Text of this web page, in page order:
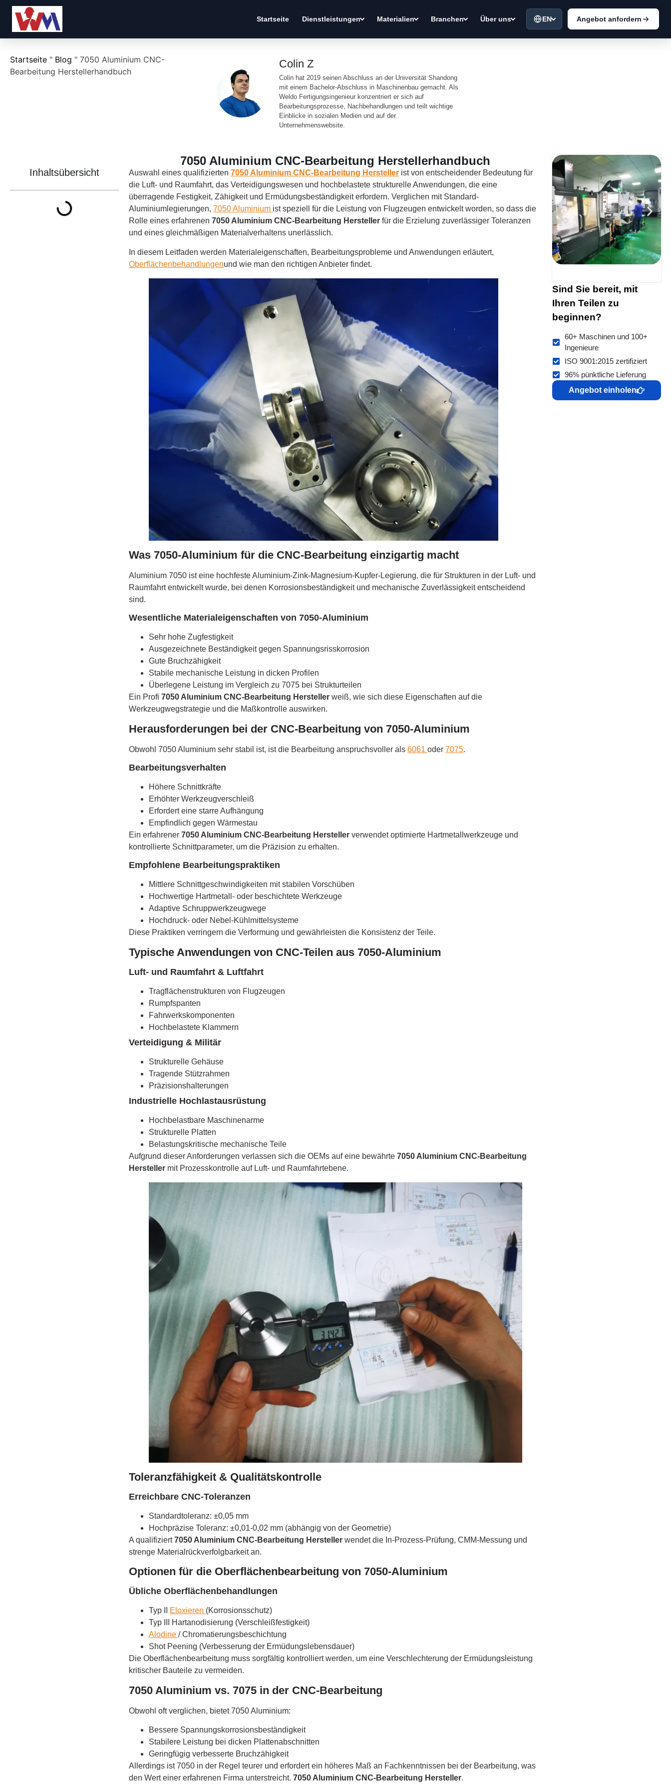
Startseite Dienstleistungen Materialien Branchen Über uns EN Angebot anfordern
Startseite " Blog " 7050 Aluminium CNC-
Bearbeitung Herstellerhandbuch
Colin Z
Colin hat 2019 seinen Abschluss an der Universität Shandong
mit einem Bachelor-Abschluss in Maschinenbau gemacht. Als
Weldo Fertigungsingenieur konzentriert er sich auf
Bearbeitungsprozesse, Nachbehandlungen und teilt wichtige
Einblicke in sozialen Medien und auf der
Unternehmenswebsite.
Inhaltsübersicht
7050 Aluminium CNC-Bearbeitung Herstellerhandbuch
Auswahl eines qualifizierten7050 Aluminium CNC-Bearbeitung Hersteller ist von entscheidender Bedeutung für
die Luft- und Raumfahrt, das Verteidigungswesen und hochbelastete strukturelle Anwendungen, die eine
überragende Festigkeit, Zähigkeit und Ermüdungsbeständigkeit erfordern. Verglichen mit Standard-
Aluminiumlegierungen,7050 Aluminium ist speziell für die Leistung von Flugzeugen entwickelt worden, so dass die
Rolle eines erfahrenen7050 Aluminium CNC-Bearbeitung Hersteller für die Erzielung zuverlässiger Toleranzen
und eines gleichmäßigen Materialverhaltens unerlässlich.
In diesem Leitfaden werden Materialeigenschaften, Bearbeitungsprobleme und Anwendungen erläutert,
Oberflächenbehandlungenund wie man den richtigen Anbieter findet.
Was 7050-Aluminium für die CNC-Bearbeitung einzigartig macht
Aluminium 7050 ist eine hochfeste Aluminium-Zink-Magnesium-Kupfer-Legierung, die für Strukturen in der Luft- und
Raumfahrt entwickelt wurde, bei denen Korrosionsbeständigkeit und mechanische Zuverlässigkeit entscheidend
sind.
Wesentliche Materialeigenschaften von 7050-Aluminium
Sehr hohe Zugfestigkeit
Ausgezeichnete Beständigkeit gegen Spannungsrisskorrosion
Gute Bruchzähigkeit
Stabile mechanische Leistung in dicken Profilen
Überlegene Leistung im Vergleich zu 7075 bei Strukturteilen
Ein Profi7050 Aluminium CNC-Bearbeitung Hersteller weiß, wie sich diese Eigenschaften auf die
Werkzeugwegstrategie und die Maßkontrolle auswirken.
Herausforderungen bei der CNC-Bearbeitung von 7050-Aluminium
Obwohl 7050 Aluminium sehr stabil ist, ist die Bearbeitung anspruchsvoller als6061oder7075.
Bearbeitungsverhalten
Höhere Schnittkräfte
Erhöhter Werkzeugverschleiß
Erfordert eine starre Aufhängung
Empfindlich gegen Wärmestau
Ein erfahrener7050 Aluminium CNC-Bearbeitung Hersteller verwendet optimierte Hartmetallwerkzeuge und
kontrollierte Schnittparameter, um die Präzision zu erhalten.
Empfohlene Bearbeitungspraktiken
Mittlere Schnittgeschwindigkeiten mit stabilen Vorschüben
Hochwertige Hartmetall- oder beschichtete Werkzeuge
Adaptive Schruppwerkzeugwege
Hochdruck- oder Nebel-Kühlmittelsysteme
Diese Praktiken verringern die Verformung und gewährleisten die Konsistenz der Teile.
Typische Anwendungen von CNC-Teilen aus 7050-Aluminium
Luft- und Raumfahrt & Luftfahrt
Tragflächenstrukturen von Flugzeugen
Rumpfspanten
Fahrwerkskomponenten
Hochbelastete Klammern
Verteidigung & Militär
Strukturelle Gehäuse
Tragende Stützrahmen
Präzisionshalterungen
Industrielle Hochlastausrüstung
Hochbelastbare Maschinenarme
Strukturelle Platten
Belastungskritische mechanische Teile
Aufgrund dieser Anforderungen verlassen sich die OEMs auf eine bewährte7050 Aluminium CNC-Bearbeitung
Hersteller mit Prozesskontrolle auf Luft- und Raumfahrtebene.
Toleranzfähigkeit & Qualitätskontrolle
Erreichbare CNC-Toleranzen
Standardtoleranz: ±0,05 mm
Hochpräzise Toleranz: ±0,01-0,02 mm (abhängig von der Geometrie)
A qualifiziert7050 Aluminium CNC-Bearbeitung Hersteller wendet die In-Prozess-Prüfung, CMM-Messung und
strenge Materialrückverfolgbarkeit an.
Optionen für die Oberflächenbearbeitung von 7050-Aluminium
Übliche Oberflächenbehandlungen
Typ II Eloxieren (Korrosionsschutz)
Typ III Hartanodisierung (Verschleißfestigkeit)
Alodine/ Chromatierungsbeschichtung
Shot Peening (Verbesserung der Ermüdungslebensdauer)
Die Oberflächenbearbeitung muss sorgfältig kontrolliert werden, um eine Verschlechterung der Ermüdungsleistung
kritischer Bauteile zu vermeiden.
7050 Aluminium vs. 7075 in der CNC-Bearbeitung
Obwohl oft verglichen, bietet 7050 Aluminium:
Bessere Spannungskorrosionsbeständigkeit
Stabilere Leistung bei dicken Plattenabschnitten
Geringfügig verbesserte Bruchzähigkeit
Allerdings ist 7050 in der Regel teurer und erfordert ein höheres Maß an Fachkenntnissen bei der Bearbeitung, was
den Wert einer erfahrenen Firma unterstreicht.7050 Aluminium CNC-Bearbeitung Hersteller.
Sind Sie bereit, mit
Ihren Teilen zu
beginnen?
60+ Maschinen und 100+
Ingenieure
ISO 9001:2015 zertifiziert
96% pünktliche Lieferung
Angebot einholen